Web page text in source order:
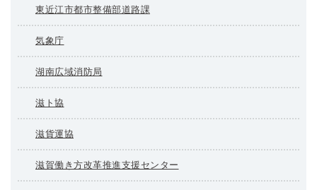
東近江市都市整備部道路課
気象庁
湖南広域消防局
滋ト協
滋貨運協
滋賀働き方改革推進支援センター